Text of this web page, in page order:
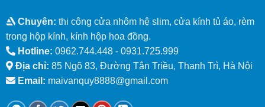
Chuyên: thi công cửa nhôm hệ slim, cửa kính tủ áo, rèm
trong hộp kính, kính hộp hoa đồng.
Hotline: 0962.744.448 - 0931.725.999
Địa chỉ: 85 Ngõ 83, Đường Tân Triều, Thanh Trì, Hà Nội
Email: maivanquy8888@gmail.com